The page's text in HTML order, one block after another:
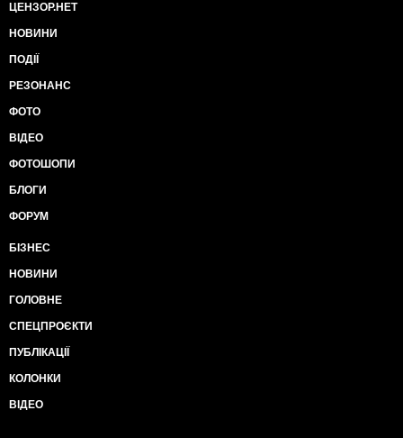
ЦЕНЗОР.НЕТ
НОВИНИ
ПОДІЇ
РЕЗОНАНС
ФОТО
ВІДЕО
ФОТОШОПИ
БЛОГИ
ФОРУМ
БІЗНЕС
НОВИНИ
ГОЛОВНЕ
СПЕЦПРОЄКТИ
ПУБЛІКАЦІЇ
КОЛОНКИ
ВІДЕО